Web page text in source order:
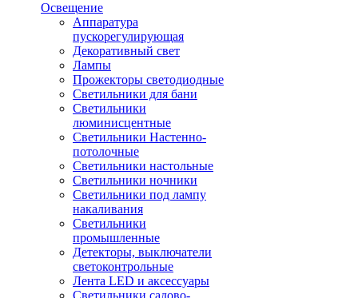
Освещение
Аппаратура
пускорегулирующая
Декоративный свет
Лампы
Прожекторы светодиодные
Светильники для бани
Светильники
люминисцентные
Светильники Настенно-
потолочные
Светильники настольные
Светильники ночники
Светильники под лампу
накаливания
Светильники
промышленные
Детекторы, выключатели
светоконтрольные
Лента LED и аксессуары